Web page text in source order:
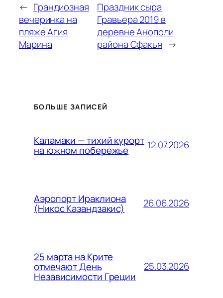
← Грандиозная
вечеринка на
пляже Агия
Марина
Праздник сыра
Гравьера 2019 в
деревне Анополи
района Сфакья →
БОЛЬШЕ ЗАПИСЕЙ
Каламаки — тихий курорт
на южном побережье 12.07.2026
Аэропорт Ираклиона
(Никос Казандзакис) 26.06.2026
25 марта на Крите
отмечают День
Независимости Греции
25.03.2026